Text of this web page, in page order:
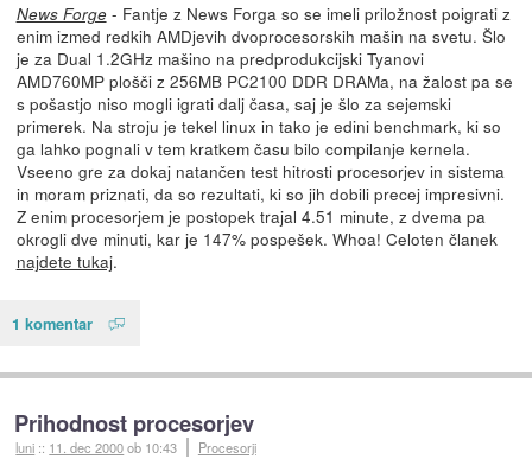
News Forge- Fantje z News Forga so se imeli priložnost poigrati z
enim izmed redkih AMDjevih dvoprocesorskih mašin na svetu. Šlo
je za Dual 1.2GHz mašino na predprodukcijski Tyanovi
AMD760MP plošči z 256MB PC2100 DDR DRAMa, na žalost pa se
s pošastjo niso mogli igrati dalj časa, saj je šlo za sejemski
primerek. Na stroju je tekel linux in tako je edini benchmark, ki so
ga lahko pognali v tem kratkem času bilo compilanje kernela.
Vseeno gre za dokaj natančen test hitrosti procesorjev in sistema
in moram priznati, da so rezultati, ki so jih dobili precej impresivni.
Z enim procesorjem je postopek trajal 4.51 minute, z dvema pa
okrogli dve minuti, kar je 147% pospešek. Whoa! Celoten članek
najdete tukaj.
1 komentar
Prihodnost procesorjev
luni :: 11. dec 2000ob 10:43 Procesorji